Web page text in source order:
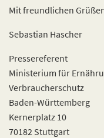
Mit freundlichen
Sebastian Hascher
Pressereferent
Ministerium für
Verbraucherschutz
Baden-Württemberg
Kernerplatz 10
70182 Stuttgart